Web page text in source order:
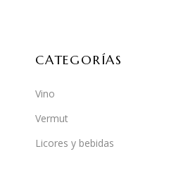
CATEGORÍAS
Vino
Vermut
Licores y bebidas